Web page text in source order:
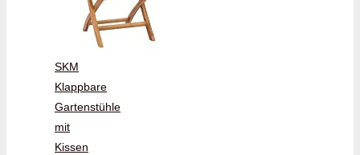
SKM
Klappbare
Gartenstühle
mit
Kissen